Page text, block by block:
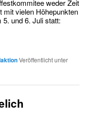
weder Zeit
mit vielen Höhepunkten
und 6. Juli statt:
Veröffentlicht unter